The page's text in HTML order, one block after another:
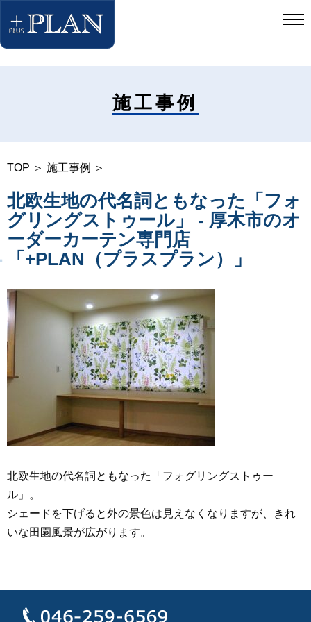
施工事例
TOP ＞ 施工事例 ＞
北欧生地の代名詞ともなった「フォ
グリングストゥール」 - 厚木市のオ
ーダーカーテン専門店
「+PLAN（プラスプラン）」
北欧生地の代名詞ともなった「フォグリングストゥー
ル」。
シェードを下げると外の景色は見えなくなりますが、きれ
いな田園風景が広がります。